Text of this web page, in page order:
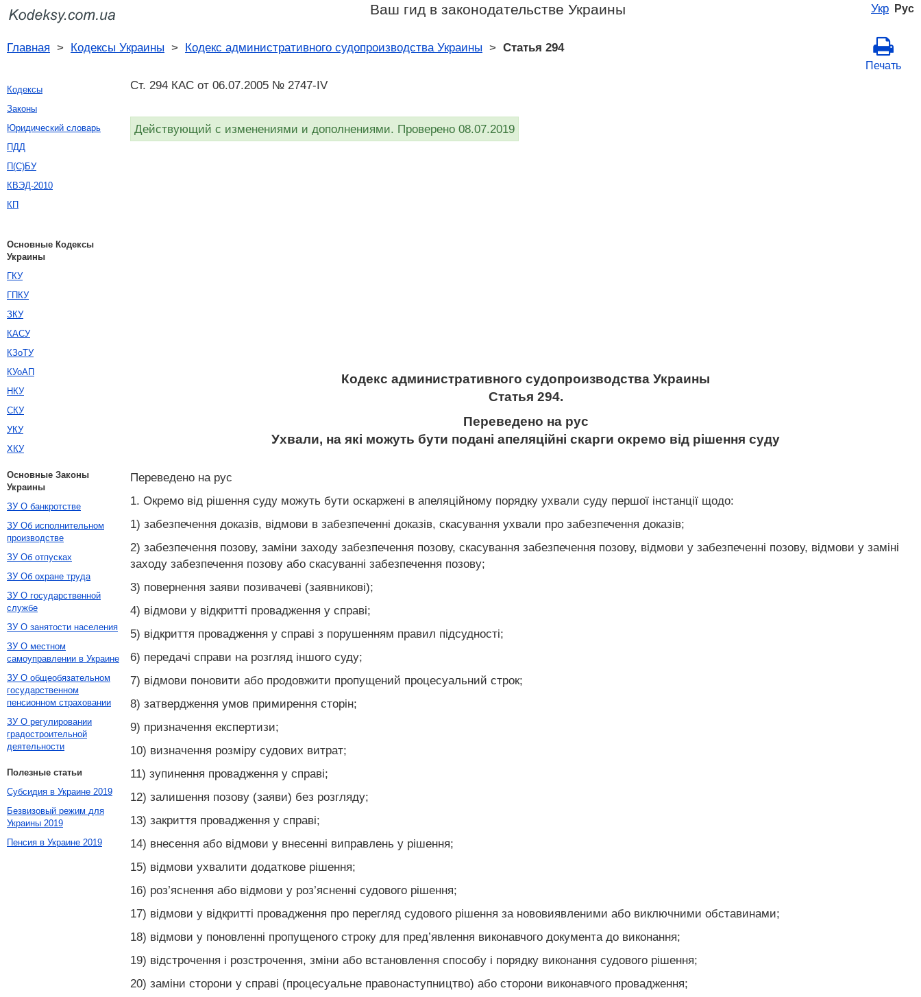
Укр Рус
Ваш гид в законодательстве Украины
Главная > Кодексы Украины > Кодекс административного судопроизводства Украины > Статья 294
Печать
Ст. 294 КАС от 06.07.2005 № 2747-IV
Действующий с изменениями и дополнениями. Проверено 08.07.2019
Кодекс административного судопроизводства Украины
Статья 294.
Переведено на рус
Ухвали, на які можуть бути подані апеляційні скарги окремо від рішення суду
Переведено на рус
1. Окремо від рішення суду можуть бути оскаржені в апеляційному порядку ухвали суду першої інстанції щодо:
1) забезпечення доказів, відмови в забезпеченні доказів, скасування ухвали про забезпечення доказів;
2) забезпечення позову, заміни заходу забезпечення позову, скасування забезпечення позову, відмови у забезпеченні позову, відмови у заміні
заходу забезпечення позову або скасуванні забезпечення позову;
3) повернення заяви позивачеві (заявникові);
4) відмови у відкритті провадження у справі;
5) відкриття провадження у справі з порушенням правил підсудності;
6) передачі справи на розгляд іншого суду;
7) відмови поновити або продовжити пропущений процесуальний строк;
8) затвердження умов примирення сторін;
9) призначення експертизи;
10) визначення розміру судових витрат;
11) зупинення провадження у справі;
12) залишення позову (заяви) без розгляду;
13) закриття провадження у справі;
14) внесення або відмови у внесенні виправлень у рішення;
15) відмови ухвалити додаткове рішення;
16) роз’яснення або відмови у роз’ясненні судового рішення;
17) відмови у відкритті провадження про перегляд судового рішення за нововиявленими або виключними обставинами;
18) відмови у поновленні пропущеного строку для пред’явлення виконавчого документа до виконання;
19) відстрочення і розстрочення, зміни або встановлення способу і порядку виконання судового рішення;
20) заміни сторони у справі (процесуальне правонаступництво) або сторони виконавчого провадження;
Кодексы
Законы
Юридический словарь
ПДД
П(С)БУ
КВЭД-2010
КП
Основные Кодексы
Украины
ГКУ
ГПКУ
ЗКУ
КАСУ
КЗоТУ
КУоАП
НКУ
СКУ
УКУ
ХКУ
Основные Законы
Украины
ЗУ О банкротстве
ЗУ Об исполнительном
производстве
ЗУ Об отпусках
ЗУ Об охране труда
ЗУ О государственной
службе
ЗУ О занятости населения
ЗУ О местном
самоуправлении в Украине
ЗУ О общеобязательном
государственном
пенсионном страховании
ЗУ О регулировании
градостроительной
деятельности
Полезные статьи
Субсидия в Украине 2019
Безвизовый режим для
Украины 2019
Пенсия в Украине 2019